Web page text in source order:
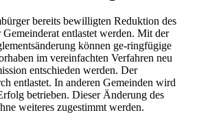
bereits bewilligten Reduktion des
Gemeinderat entlastet werden. Mit der
können ge-ringfügige
im vereinfachten Verfahren neu
entschieden werden. Der
entlastet. In anderen Gemeinden wird
betrieben. Dieser Änderung des
weiteres zugestimmt werden.